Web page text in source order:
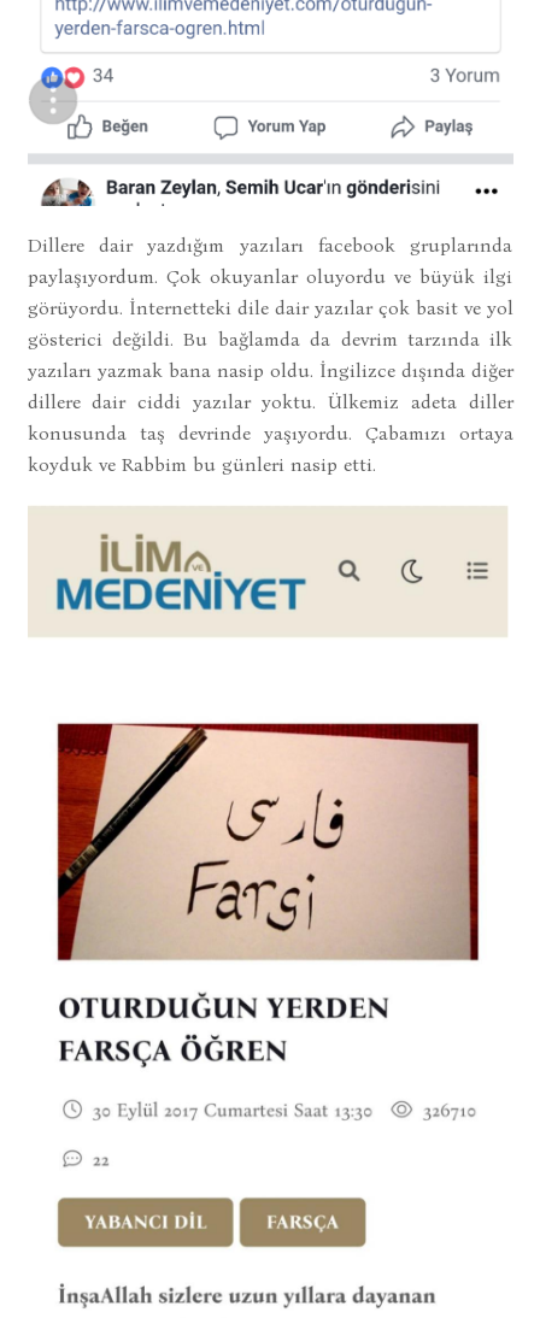
Dillere dair yazdığım yazıları facebook gruplarında
paylaşıyordum. Çok okuyanlar oluyordu ve büyük ilgi
görüyordu. İnternetteki dile dair yazılar çok basit ve yol
gösterici değildi. Bu bağlamda da devrim tarzında ilk
yazıları yazmak bana nasip oldu. İngilizce dışında diğer
dillere dair ciddi yazılar yoktu. Ülkemiz adeta diller
konusunda taş devrinde yaşıyordu. Çabamızı ortaya
koyduk ve Rabbim bu günleri nasip etti.